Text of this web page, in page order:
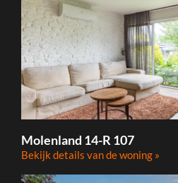
Molenland 14-R 107
Bekijk details van de woning »